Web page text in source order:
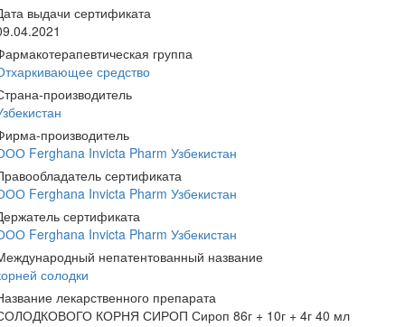
выдачи сертификата
группа
средство
производитель
производитель
Ferghana Invicta Pharm Узбекистан
сертификата
Ferghana Invicta Pharm Узбекистан
сертификата
Ferghana Invicta Pharm Узбекистан
непатентованный название
солодки
лекарственного препарата
КОРНЯ СИРОП Сироп 86г + 10г + 4г 40 мл